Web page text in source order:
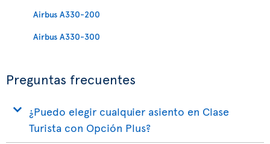
Airbus A330-200
Airbus A330-300
Preguntas frecuentes
¿Puedo elegir cualquier asiento en Clase
Turista con Opción Plus?